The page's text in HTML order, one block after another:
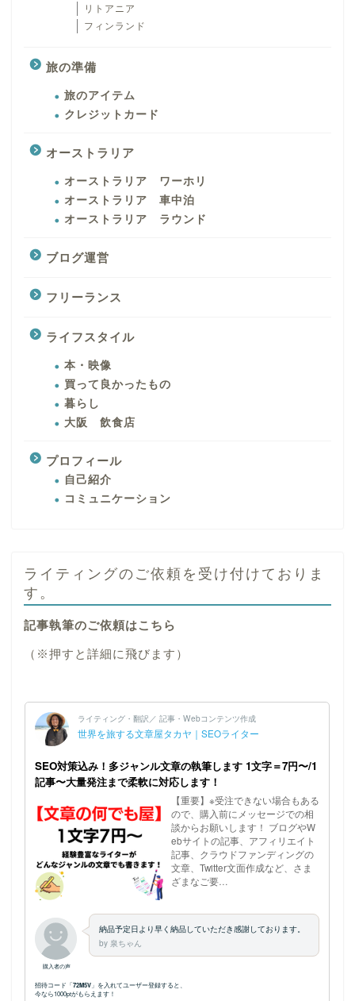
リトアニア
フィンランド
旅の準備
旅のアイテム
クレジットカード
オーストラリア
オーストラリア ワーホリ
オーストラリア 車中泊
オーストラリア ラウンド
ブログ運営
フリーランス
ライフスタイル
本・映像
買って良かったもの
暮らし
大阪 飲食店
プロフィール
自己紹介
コミュニケーション
ライティングのご依頼を受け付けておりま
す。
記事執筆のご依頼はこちら
（※押すと詳細に飛びます）
ホーム